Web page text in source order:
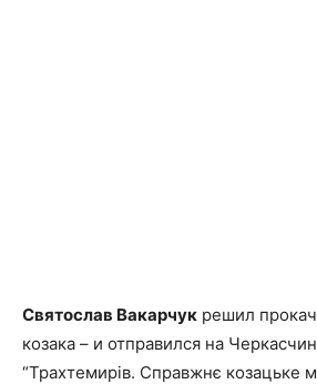
Святослав Вакарчук решил
козака – и отправился на
“Трахтемирів. Справжнє козацьке